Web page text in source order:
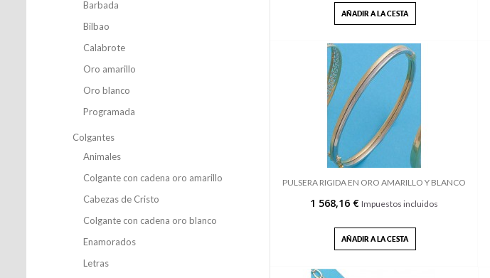
Barbada
Bilbao
Calabrote
Oro amarillo
Oro blanco
Programada
Colgantes
Animales
Colgante con cadena oro amarillo
Cabezas de Cristo
Colgante con cadena oro blanco
Enamorados
Letras
AÑADIR A LA CESTA
PULSERA RIGIDA EN ORO AMARILLO Y BLANCO
1 568,16 € Impuestos incluidos
AÑADIR A LA CESTA